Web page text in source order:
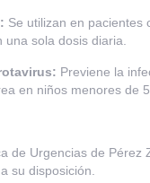
Se utilizan en pacientes
una sola dosis diaria.
Previene la
en niños menores de
de Urgencias de Pérez
su disposición.